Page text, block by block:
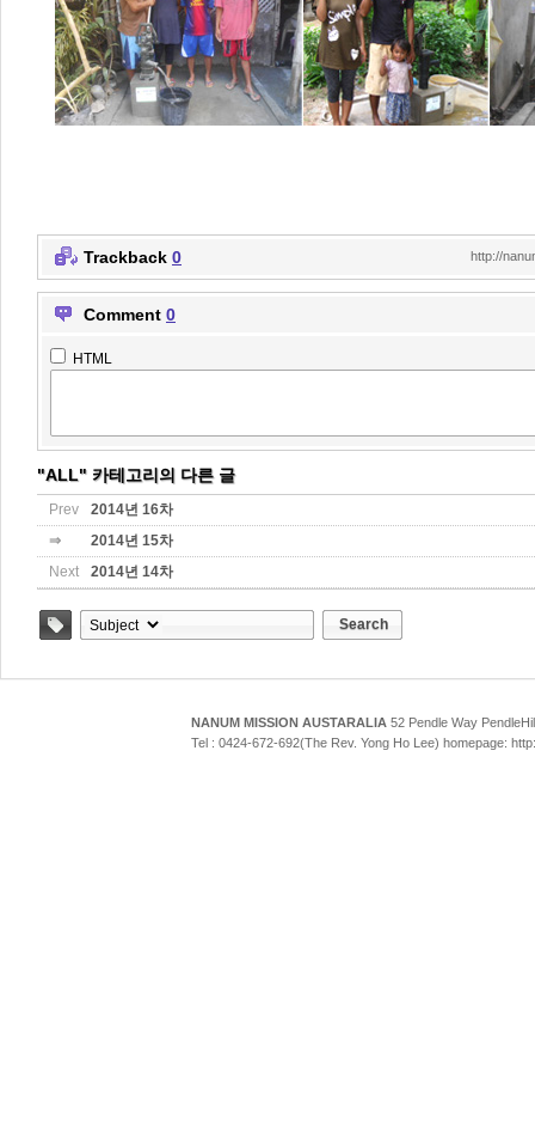
Trackback 0 http://
Comment 0
HTML
"ALL" 카테고리의 다른 글
Prev
2014년 16차
⇒
2014년 15차
Next
2014년 14차
Search
NANUM MISSION AUSTARALIA 52 Pendle Way
Tel : 0424-672-692(The Rev. Yong Ho Lee) homepage: